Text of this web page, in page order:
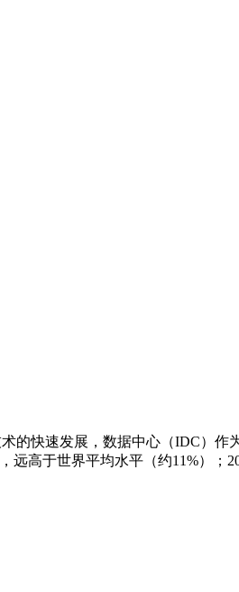
的快速发展，数据中心（IDC）
远高于世界平均水平（约11%）